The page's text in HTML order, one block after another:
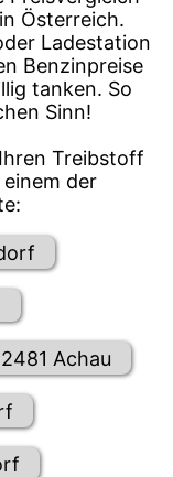
Österreich.
Ladestation
Benzinpreise
tanken. So
Sinn!
Treibstoff
der
2481 Achau